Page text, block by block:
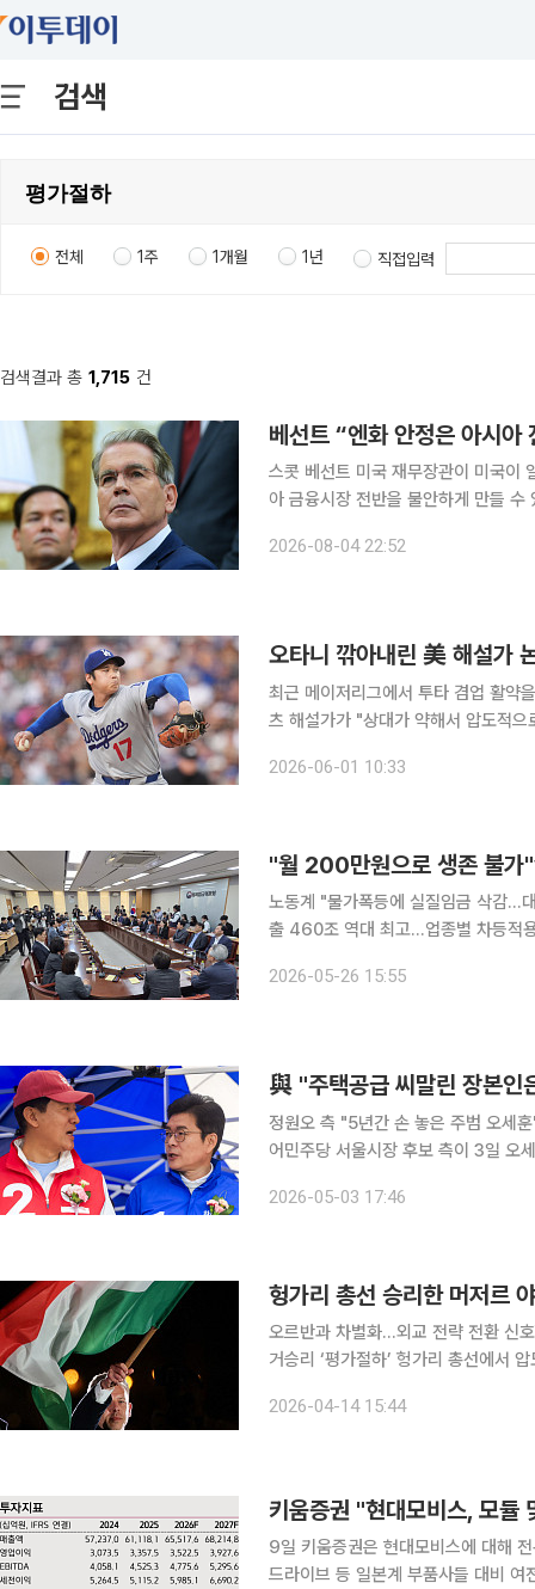
검색
전체 1주 1개월 1년 직접입력
검색결과 총 1,715 건
베선트 “엔화 안정은 아시
스콧 베선트 미국 재무장관이 미국이
아 금융시장 전반을 불안하게 만들 수 있다는 우려
하다”고 말했다. 이어 엔화 가치가 약
2026-08-04 22:52
오타니 깎아내린 美 해설가
최근 메이저리그에서 투타 겸업 활약
츠 해설가가 "상대가 약해서 압도적
지 야구팬들과 통계 전문가들의 반발
2026-06-01 10:33
노동계 "물가폭등에 실질임금 삭감...
출 460조 역대 최고...업종별 차등적용 필수" 내년도 최저임금 결정을 위한 최
기싸움을 벌였다. 노동계는
2026-05-26 15:55
與 "주택공급 씨말린 장본
정원오 측 "5년간 손 놓은 주범 오세훈" 직
어민주당 서울시장 후보 측이 3일 오
조합'으로 규정한 데 대한 반격으로,
2026-05-03 17:46
헝가리 총선 승리한 머저르
오르반과 차별화…외교 전략 전환 신
거승리 ‘평가절하’ 헝가리 총선에서 압도적인 승리를 거둔 머저르 페테르 티서당 대표가 도널드 트
지하겠다고 밝혔지만, 특히 러시아에
2026-04-14 15:44
키움증권 "현대모비스, 모듈
9일 키움증권은 현대모비스에 대해
드라이브 등 일본계 부품사들 대비 여